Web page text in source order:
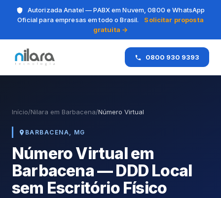
Autorizada Anatel — PABX em Nuvem, 0800 e WhatsApp
Oficial para empresas em todo o Brasil.
Solicitar proposta
gratuita →
0800 930 9393
Início/Nilara em Barbacena/Número Virtual
BARBACENA, MG
Número Virtual em
Barbacena — DDD Local
sem Escritório Físico